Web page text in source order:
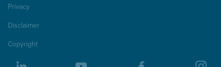
Privacy
Disclaimer
Copyright